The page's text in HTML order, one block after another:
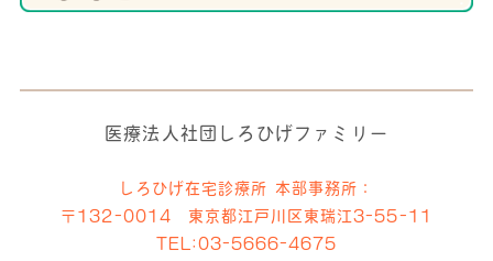
医療法人社団しろひげファミリー
しろひげ在宅診療所 本部事務所：
〒132-0014 東京都江戸川区東瑞江3-55-11
TEL: 03-5666-4675